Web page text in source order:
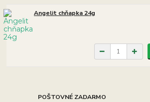
Angelit chňapka 24g
POŠTOVNÉ ZADARMO